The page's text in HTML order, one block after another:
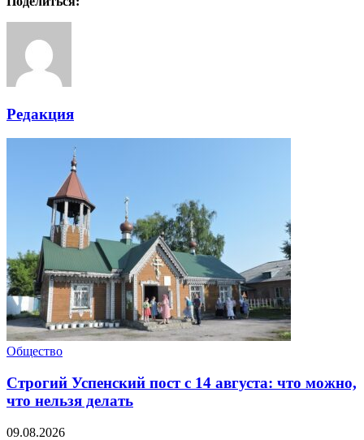
Редакция
Общество
Строгий Успенский пост с 14 августа: что можно,
что нельзя делать
09.08.2026